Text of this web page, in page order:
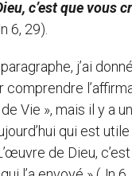
c’est que vous
6, 29).
j’ai
comprendre
Vie », mais il y a
qui est
de Dieu,